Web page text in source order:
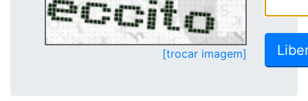
[trocar imagem]